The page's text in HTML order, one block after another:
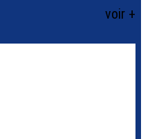
voir +